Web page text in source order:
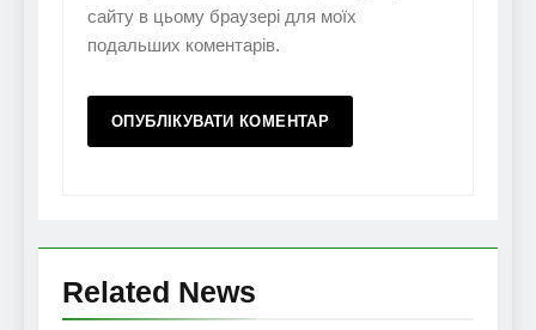
сайту в цьому браузері для моїх
подальших коментарів.
Related News